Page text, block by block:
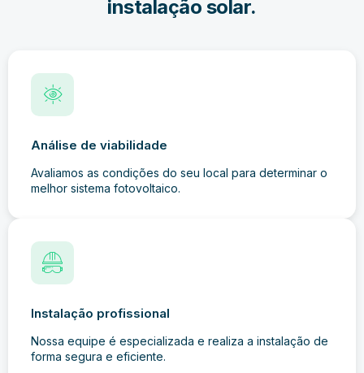
instalação solar.
Análise de viabilidade
Avaliamos as condições do seu local para determinar o
melhor sistema fotovoltaico.
Instalação profissional
Nossa equipe é especializada e realiza a instalação de
forma segura e eficiente.